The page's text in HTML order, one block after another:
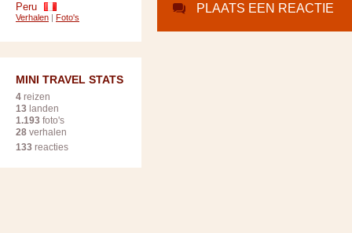
PLAATS EEN REACTIE
Peru
Verhalen | Foto's
MINI TRAVEL STATS
4 reizen
13 landen
1.193 foto's
28 verhalen
133 reacties